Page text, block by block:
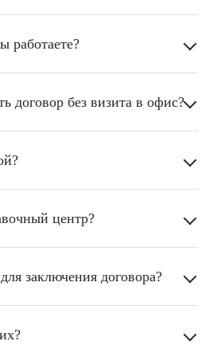
работаете?
договор без визита в офис?
центр?
заключения договора?